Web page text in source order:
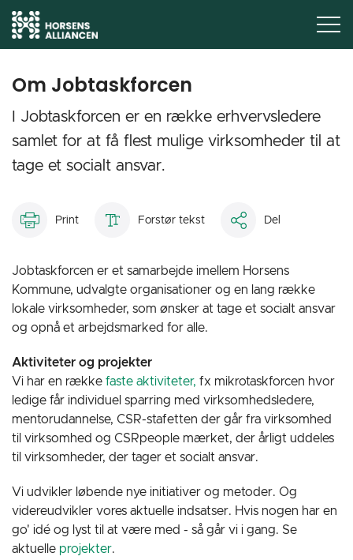
Om Jobtaskforcen
I Jobtaskforcen er en række erhvervsledere
samlet for at få flest mulige virksomheder til at
tage et socialt ansvar.
Print Forstør tekst Del
Jobtaskforcen er et samarbejde imellem Horsens
Kommune, udvalgte organisationer og en lang række
lokale virksomheder, som ønsker at tage et socialt ansvar
og opnå et arbejdsmarked for alle.
Aktiviteter og projekter
Vi har en række faste aktiviteter, fx mikrotaskforcen hvor
ledige får individuel sparring med virksomhedsledere,
mentorudannelse, CSR-stafetten der går fra virksomhed
til virksomhed og CSRpeople mærket, der årligt uddeles
til virksomheder, der tager et socialt ansvar.
Vi udvikler løbende nye initiativer og metoder. Og
videreudvikler vores aktuelle indsatser. Hvis nogen har en
go' idé og lyst til at være med - så går vi i gang. Se
aktuelle projekter.